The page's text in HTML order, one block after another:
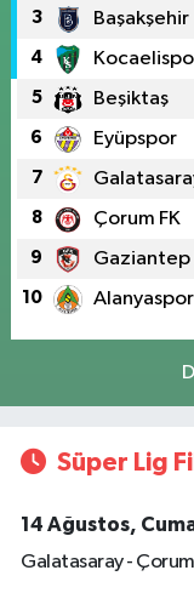
3 Başakşehir
4
5 Beşiktaş
6 Eyüpspor
7
8 Çorum FK
9 Gaziantep
10 Alanyaspor
Süper Lig
14 Ağustos,
Galatasaray - Çorum